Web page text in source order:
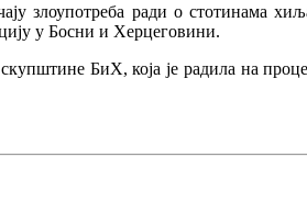
ради о стотинама
у Босни и Херцеговини.
БиХ, која је радила на